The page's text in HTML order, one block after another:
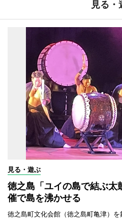
見る・
見る・遊ぶ
徳之島「ユイの島で結ぶ
催で島を沸かせる
徳之島町文化会館（徳之島町亀津）